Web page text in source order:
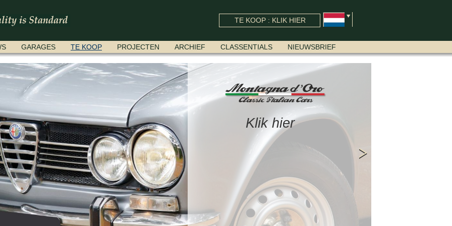
TE KOOP : KLIK HIER
GARAGES TE KOOP PROJECTEN ARCHIEF CLASSENTIALS NIEUWSBRIEF
Klik hier